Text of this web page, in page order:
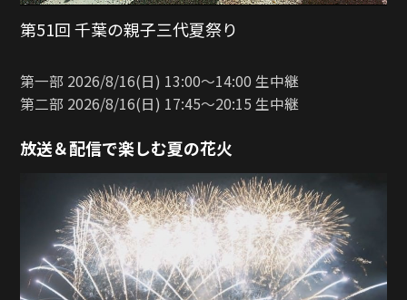
南越谷阿波踊り
放送＆配信で楽しむ夏の花火